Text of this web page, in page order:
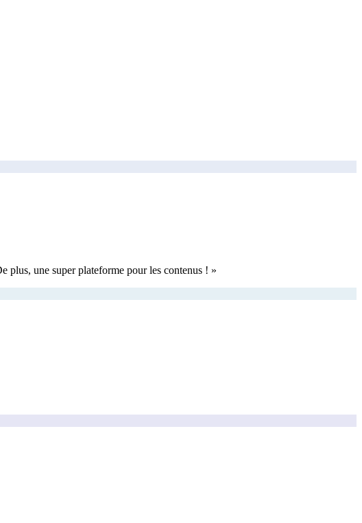
plus, une super plateforme pour les contenus ! »